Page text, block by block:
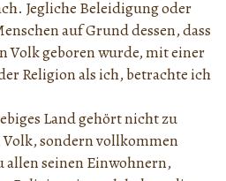
Jegliche Beleidigung oder
auf Grund dessen, dass
Volk geboren wurde, mit einer
Religion als ich, betrachte ich
Land gehört nicht zu
Volk, sondern vollkommen
seinen Einwohnern,